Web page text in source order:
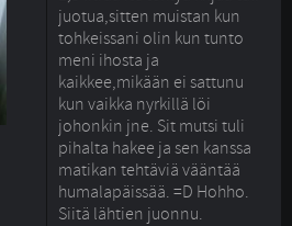
juotua,sitten muistan kun
tohkeissani olin kun tunto
meni ihosta ja
kaikkee,mikään ei sattunu
kun vaikka nyrkillä löi
johonkin jne. Sit mutsi tuli
pihalta hakee ja sen kanssa
matikan tehtäviä vääntää
humalapäissää. =D Hohho.
Siitä lähtien juonnu.